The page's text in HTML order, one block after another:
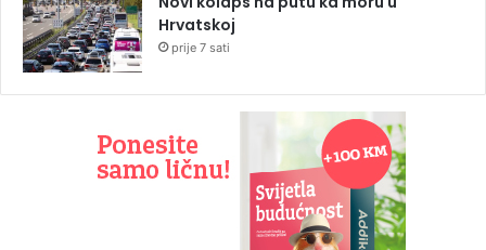
Hrvatskoj
prije 7 sati